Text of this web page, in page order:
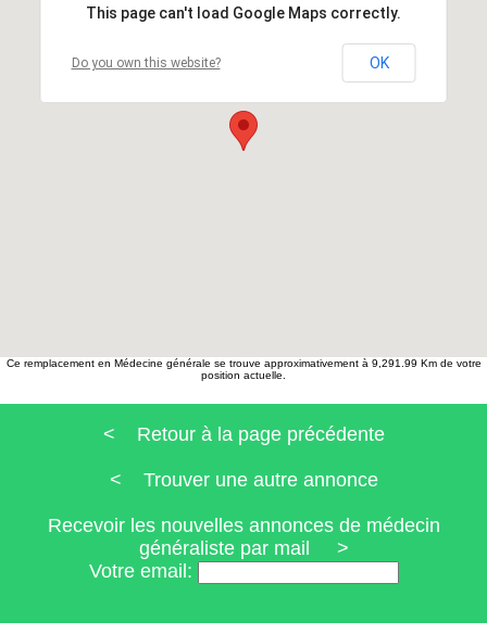
This page can't load Google Maps correctly.
Do you own this website? OK
Ce remplacement en Médecine générale se trouve approximativement à 9,291.99 Km de votre
position actuelle.
< Retour à la page précédente
< Trouver une autre annonce
Recevoir les nouvelles annonces de médecin
généraliste par mail >
Votre email: